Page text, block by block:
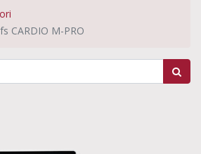
CARDIO M-PRO